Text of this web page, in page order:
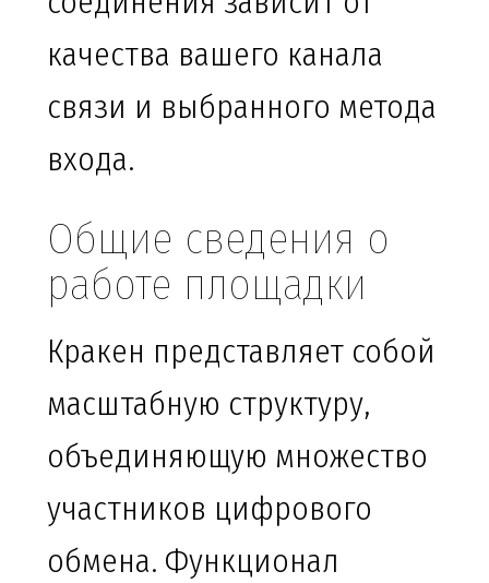
качества вашего канала
связи и выбранного метода
входа.
Общие сведения о
работе площадки
Кракен представляет собой
масштабную структуру,
объединяющую множество
участников цифрового
обмена. Функционал